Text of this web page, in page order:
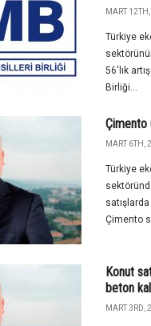
MART
Türkiye
56'lık
Birliği...
Çimento
MART 6TH,
Türkiye
Çimento
Konut
beton
MART 3RD,